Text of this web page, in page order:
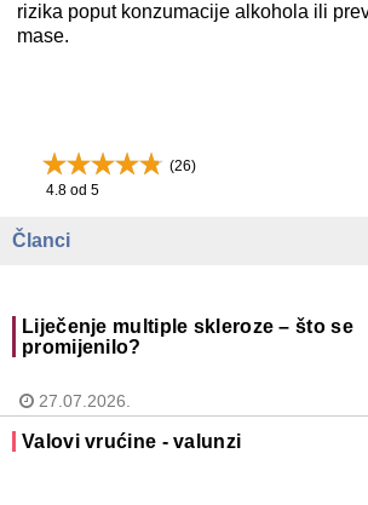
rizika poput konzumacije alkohola ili
mase.
(26)
4.8 od 5
Članci
Liječenje multiple skleroze – što se
promijenilo?
27.07.2026.
Valovi vrućine - valunzi